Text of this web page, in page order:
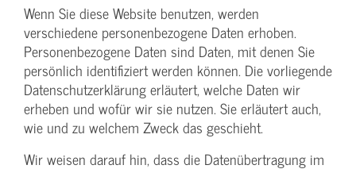
Wenn Sie diese Website benutzen, werden
verschiedene personenbezogene Daten erhoben.
Personenbezogene Daten sind Daten, mit denen Sie
persönlich identifiziert werden können. Die vorliegende
Datenschutzerklärung erläutert, welche Daten wir
erheben und wofür wir sie nutzen. Sie erläutert auch,
wie und zu welchem Zweck das geschieht.
Wir weisen darauf hin, dass die Datenübertragung im